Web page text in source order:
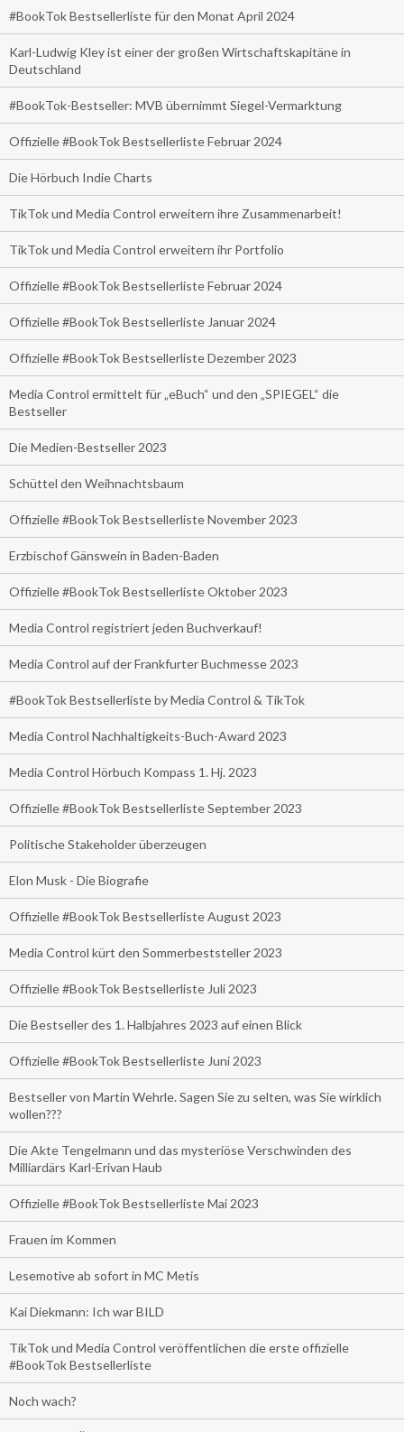
#BookTok Bestsellerliste für den Monat April 2024
Karl-Ludwig Kley ist einer der großen Wirtschaftskapitäne in
Deutschland
#BookTok-Bestseller: MVB übernimmt Siegel-Vermarktung
Offizielle #BookTok Bestsellerliste Februar 2024
Die Hörbuch Indie Charts
TikTok und Media Control erweitern ihre Zusammenarbeit!
TikTok und Media Control erweitern ihr Portfolio
Offizielle #BookTok Bestsellerliste Februar 2024
Offizielle #BookTok Bestsellerliste Januar 2024
Offizielle #BookTok Bestsellerliste Dezember 2023
Media Control ermittelt für „eBuch“ und den „SPIEGEL“ die
Bestseller
Die Medien-Bestseller 2023
Schüttel den Weihnachtsbaum
Offizielle #BookTok Bestsellerliste November 2023
Erzbischof Gänswein in Baden-Baden
Offizielle #BookTok Bestsellerliste Oktober 2023
Media Control registriert jeden Buchverkauf!
Media Control auf der Frankfurter Buchmesse 2023
#BookTok Bestsellerliste by Media Control & TikTok
Media Control Nachhaltigkeits-Buch-Award 2023
Media Control Hörbuch Kompass 1. Hj. 2023
Offizielle #BookTok Bestsellerliste September 2023
Politische Stakeholder überzeugen
Elon Musk - Die Biografie
Offizielle #BookTok Bestsellerliste August 2023
Media Control kürt den Sommerbeststeller 2023
Offizielle #BookTok Bestsellerliste Juli 2023
Die Bestseller des 1. Halbjahres 2023 auf einen Blick
Offizielle #BookTok Bestsellerliste Juni 2023
Bestseller von Martin Wehrle. Sagen Sie zu selten, was Sie wirklich
wollen???
Die Akte Tengelmann und das mysteriöse Verschwinden des
Milliardärs Karl-Erivan Haub
Offizielle #BookTok Bestsellerliste Mai 2023
Frauen im Kommen
Lesemotive ab sofort in MC Metis
Kai Diekmann: Ich war BILD
TikTok und Media Control veröffentlichen die erste offizielle
#BookTok Bestsellerliste
Noch wach?